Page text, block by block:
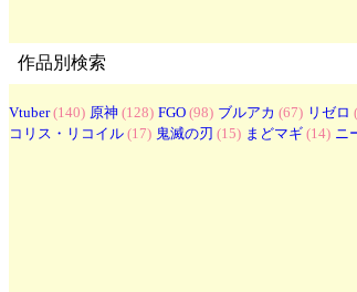
作品別検索
Vtuber(140) 原神 (128) FGO (98) ブルアカ (67) リゼロ
コリス・リコイル (17) 鬼滅の刃 (15) まどマギ (14) ニ